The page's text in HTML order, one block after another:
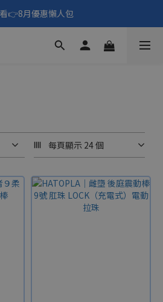
先輩主題展！🙌點我看活動內容🙌
👉8月優惠懶人包
問券拿 69元折扣🧧
每頁顯示 24 個